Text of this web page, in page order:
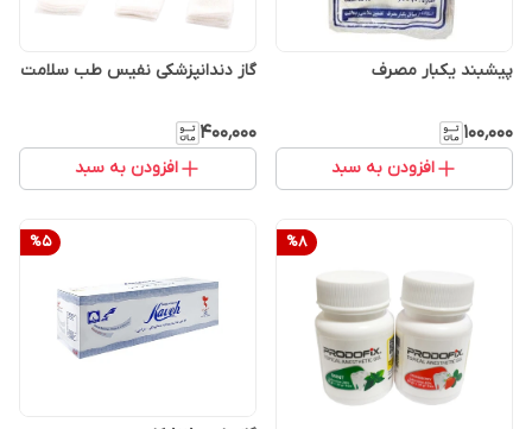
پیشبند یکبار مصرف
۱۰۰٬۰۰۰
افزودن به سبد
گاز دندانپزشکی نفیس طب سلامت
۴۰۰٬۰۰۰
افزودن به سبد
%8
%5